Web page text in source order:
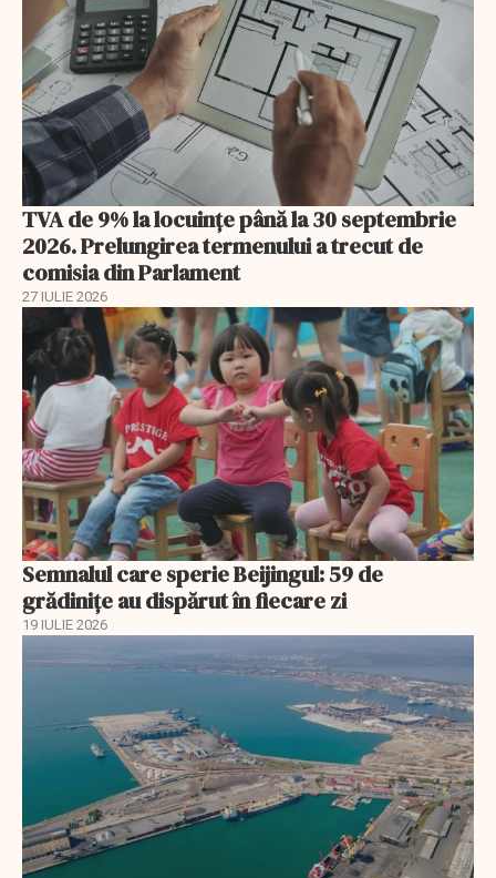
TVA de 9% la locuințe până la 30 septembrie
2026. Prelungirea termenului a trecut de
comisia din Parlament
27 IULIE 2026
Semnalul care sperie Beijingul: 59 de
grădinițe au dispărut în fiecare zi
19 IULIE 2026